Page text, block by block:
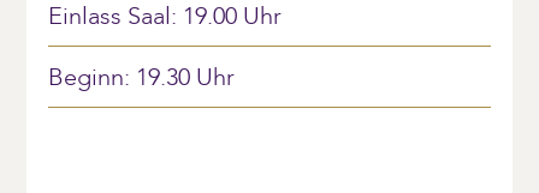
Einlass Saal: 19.00 Uhr
Beginn: 19.30 Uhr